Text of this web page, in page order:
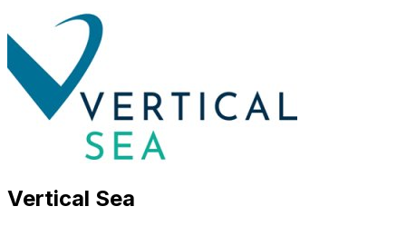
Vertical Sea